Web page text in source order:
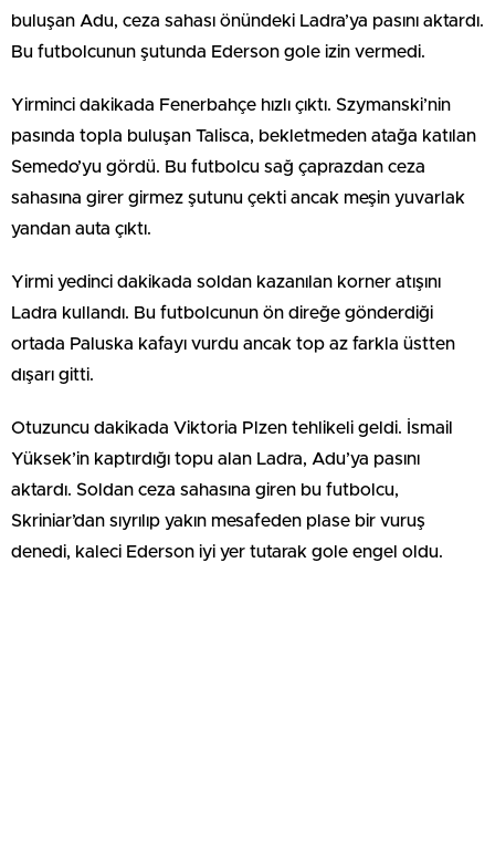
buluşan Adu, ceza sahası önündeki Ladra’ya pasını aktardı.
Bu futbolcunun şutunda Ederson gole izin vermedi.
Yirminci dakikada Fenerbahçe hızlı çıktı. Szymanski’nin
pasında topla buluşan Talisca, bekletmeden atağa katılan
Semedo’yu gördü. Bu futbolcu sağ çaprazdan ceza
sahasına girer girmez şutunu çekti ancak meşin yuvarlak
yandan auta çıktı.
Yirmi yedinci dakikada soldan kazanılan korner atışını
Ladra kullandı. Bu futbolcunun ön direğe gönderdiği
ortada Paluska kafayı vurdu ancak top az farkla üstten
dışarı gitti.
Otuzuncu dakikada Viktoria Plzen tehlikeli geldi. İsmail
Yüksek’in kaptırdığı topu alan Ladra, Adu’ya pasını
aktardı. Soldan ceza sahasına giren bu futbolcu,
Skriniar’dan sıyrılıp yakın mesafeden plase bir vuruş
denedi, kaleci Ederson iyi yer tutarak gole engel oldu.